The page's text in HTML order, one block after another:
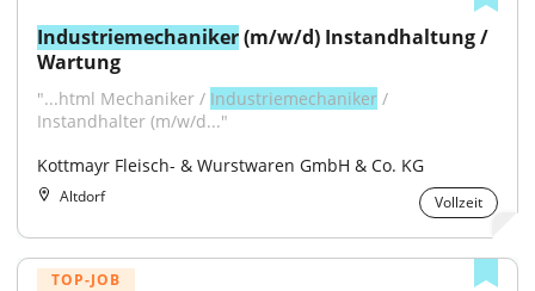
Industriemechaniker (m/w/d) Instandhaltung /
Wartung
"...html Mechaniker / Industriemechaniker /
Instandhalter (m/w/d..."
Kottmayr Fleisch- & Wurstwaren GmbH & Co. KG
Altdorf Vollzeit
TOP-JOB